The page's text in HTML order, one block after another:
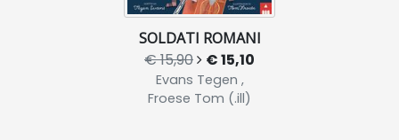
SOLDATI ROMANI
€ 15,90 € 15,10
Evans Tegen ,
Froese Tom (.ill)